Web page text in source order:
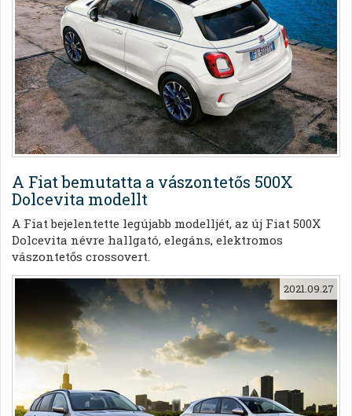
A Fiat bemutatta a vászontetős 500X
Dolcevita modellt
A Fiat bejelentette legújabb modelljét, az új Fiat 500X
Dolcevita névre hallgató, elegáns, elektromos
vászontetős crossovert.
2021.09.27